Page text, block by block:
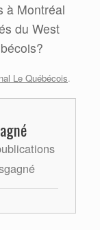
à Montréal
du West
Le Québécois.